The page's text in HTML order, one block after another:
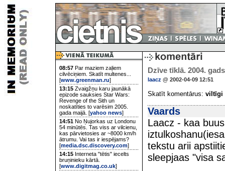
08:57 Par maziem zaļiem
cilvēciņiem. Skatīt multenes...
[www.greenman.ru]
13:15 Zvaigžņu karu jaunākā
epizode sauksies Star Wars:
Revenge of the Sith un
noskatīties to varēsim 2005.
gada maijā. [yahoo news]
14:51 No Ņujorkas uz Londonu
54 minūtēs. Tas viss ar vilcienu,
kas pārvietosies ar ~8000 km/h
ātrumu. Vai tas ir iespējams?
[media.dsc.discovery.com]
14:15 Interneta "tētis" iecelts
bruņinieku kārtā.
[www.digitmag.co.uk]
Dzīve tīklā. 2004. gads
laacz @ 2002-04-09 12:51
Skatīt komentārus: viltīgi
Vaards
Laacz - kaa
tekstu arii
sleepjaas "visa